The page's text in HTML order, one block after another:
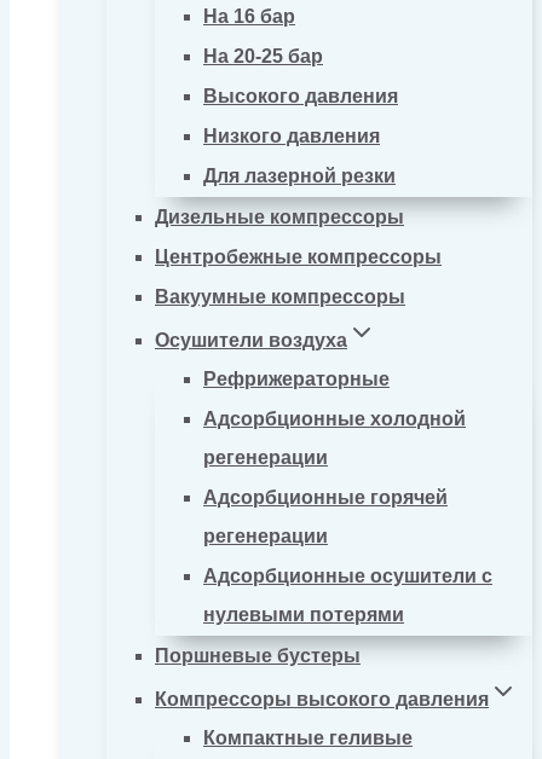
На 16 бар
На 20-25 бар
Высокого давления
Низкого давления
Для лазерной резки
Дизельные компрессоры
Центробежные компрессоры
Вакуумные компрессоры
Осушители воздуха
Рефрижераторные
Адсорбционные холодной
регенерации
Адсорбционные горячей
регенерации
Адсорбционные осушители с
нулевыми потерями
Поршневые бустеры
Компрессоры высокого давления
Компактные геливые